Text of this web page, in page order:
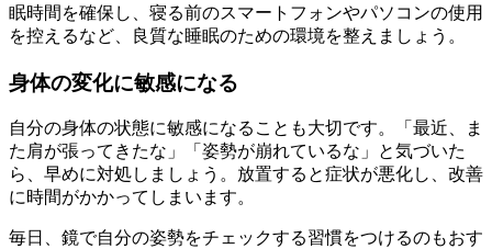
眠時間を確保し、寝る前のスマートフォンやパソコンの使用
を控えるなど、良質な睡眠のための環境を整えましょう。
身体の変化に敏感になる
自分の身体の状態に敏感になることも大切です。「最近、ま
た肩が張ってきたな」「姿勢が崩れているな」と気づいた
ら、早めに対処しましょう。放置すると症状が悪化し、改善
に時間がかかってしまいます。
毎日、鏡で自分の姿勢をチェックする習慣をつけるのもおす